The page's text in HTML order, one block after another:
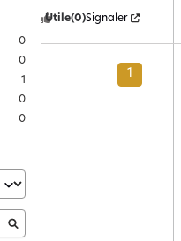
0
0
1
0
0
Utile(0)Signaler
1